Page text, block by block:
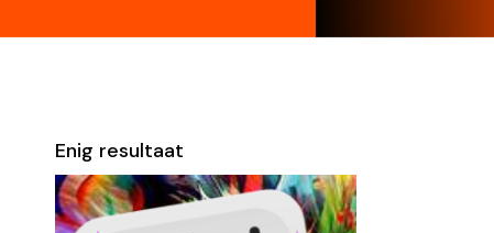
Enig resultaat